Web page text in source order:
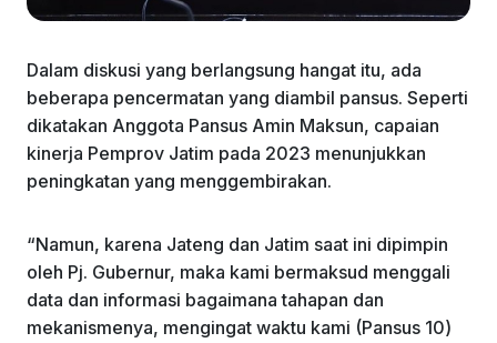
Dalam diskusi yang berlangsung hangat itu, ada
beberapa pencermatan yang diambil pansus. Seperti
dikatakan Anggota Pansus Amin Maksun, capaian
kinerja Pemprov Jatim pada 2023 menunjukkan
peningkatan yang menggembirakan.
“Namun, karena Jateng dan Jatim saat ini dipimpin
oleh Pj. Gubernur, maka kami bermaksud menggali
data dan informasi bagaimana tahapan dan
mekanismenya, mengingat waktu kami (Pansus 10)